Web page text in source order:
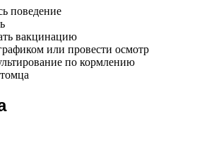
поведение
вакцинацию
или провести осмотр
по кормлению